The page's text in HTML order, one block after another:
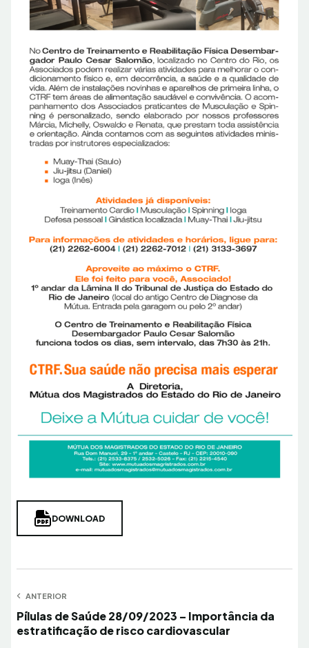
DOWNLOAD
Navegação
de
ANTERIOR
Anterior
Pílulas de Saúde 28/09/2023 – Importância da
estratificação de risco cardiovascular